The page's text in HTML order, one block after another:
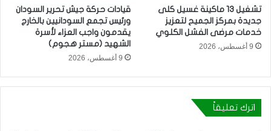
تشغيل 13 ماكينة غسيل كلى
جديدة بمركز الجميح لتعزيز
خدمات مرضى الفشل الكلوي
9 أغسطس، 2026
قيادات حركة جيش تحرير السودان
ورئيس تجمع السودانيين بالخارج
يقدمون واجب العزاء لأسرة
الشهيد (مستر هجوم)
9 أغسطس، 2026
اترك تعليقاً